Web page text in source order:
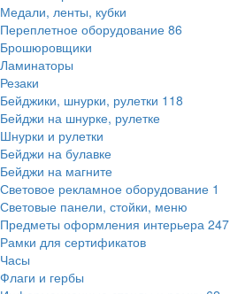
Медали, ленты, кубки
Переплетное оборудование 86
Брошюровщики
Ламинаторы
Резаки
Бейджики, шнурки, рулетки 118
Бейджи на шнурке, рулетке
Шнурки и рулетки
Бейджи на булавке
Бейджи на магните
Световое рекламное оборудование 1
Световые панели, стойки, меню
Предметы оформления интерьера 247
Рамки для сертификатов
Часы
Флаги и гербы